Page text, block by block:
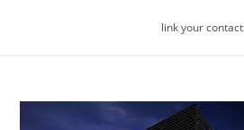
link your contact